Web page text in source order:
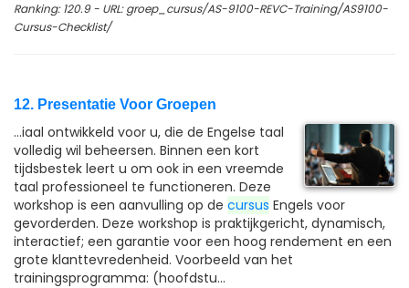
Ranking: 120.9 - URL: groep_cursus/AS-9100-REVC-Training/AS9100-
Cursus-Checklist/
12. Presentatie Voor Groepen
...iaal ontwikkeld voor u, die de Engelse taal
volledig wil beheersen. Binnen een kort
tijdsbestek leert u om ook in een vreemde
taal professioneel te functioneren. Deze
workshop is een aanvulling op de cursus Engels voor
gevorderden. Deze workshop is praktijkgericht, dynamisch,
interactief; een garantie voor een hoog rendement en een
grote klanttevredenheid. Voorbeeld van het
trainingsprogramma: (hoofdstu...